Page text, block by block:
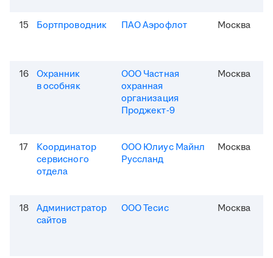
15 Бортпроводник ПАО Аэрофлот Москва
16
Охранник
в особняк
ООО Частная
охранная
организация
Проджект-9
Москва
17
Координатор
сервисного
отдела
ООО Юлиус Майнл
Руссланд
Москва
18
Администратор
сайтов
ООО Тесис Москва